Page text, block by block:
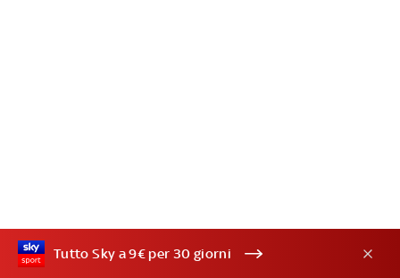
Tutto Sky a 9€ per 30 giorni